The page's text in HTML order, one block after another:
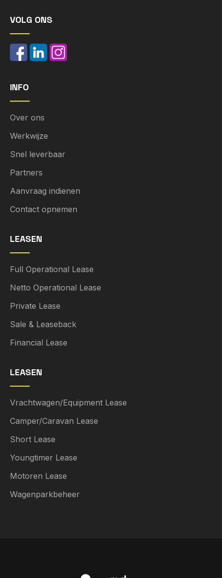
VOLG ONS
INFO
Over ons
Werkwijze
Snel leverbaar
Partners
Aanvraag indienen
Contact opnemen
LEASEN
Full Operational Lease
Netto Operational Lease
Private Lease
Sale & Leaseback
Financial Lease
LEASEN
Vrachtwagen/Equipment Lease
Camper/Caravan Lease
Short Lease
Youngtimer Lease
Motoren Lease
Wagenparkbeheer